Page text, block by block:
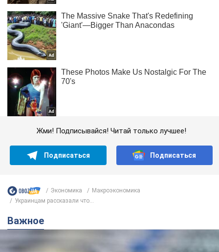
Жми! Подписывайся! Читай только лучшее!
Подписаться Подписаться
Экономика
Mакроэкономика
Украинцам рассказали что...
Важное